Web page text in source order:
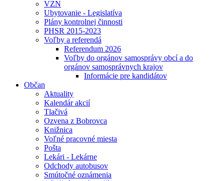
VZN
Ubytovanie - Legislatíva
Plány kontrolnej činnosti
PHSR 2015-2023
Voľby a referendá
Referendum 2026
Voľby do orgánov samosprávy obcí a do
orgánov samosprávnych krajov
Informácie pre kandidátov
Občan
Aktuality
Kalendár akcií
Tlačivá
Ozvena z Bobrovca
Knižnica
Voľné pracovné miesta
Pošta
Lekári - Lekárne
Odchody autobusov
Smútočné oznámenia